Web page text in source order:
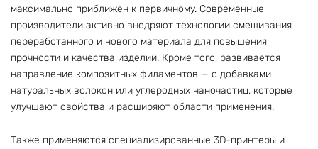
максимально приближен к первичному. Современные
производители активно внедряют технологии смешивания
переработанного и нового материала для повышения
прочности и качества изделий. Кроме того, развивается
направление композитных филаментов — с добавками
натуральных волокон или углеродных наночастиц, которые
улучшают свойства и расширяют области применения.
Также применяются специализированные 3D-принтеры и